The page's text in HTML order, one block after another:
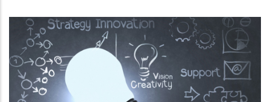
Untertitelung & mehrsprachiger Ton
Wir bieten mehrsprachige Voice-over und
Untertitel für Ihre Lehrvideos.